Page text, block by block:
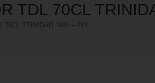
TDL 70CL
70CL TRINIDAD 1991 – 25Y